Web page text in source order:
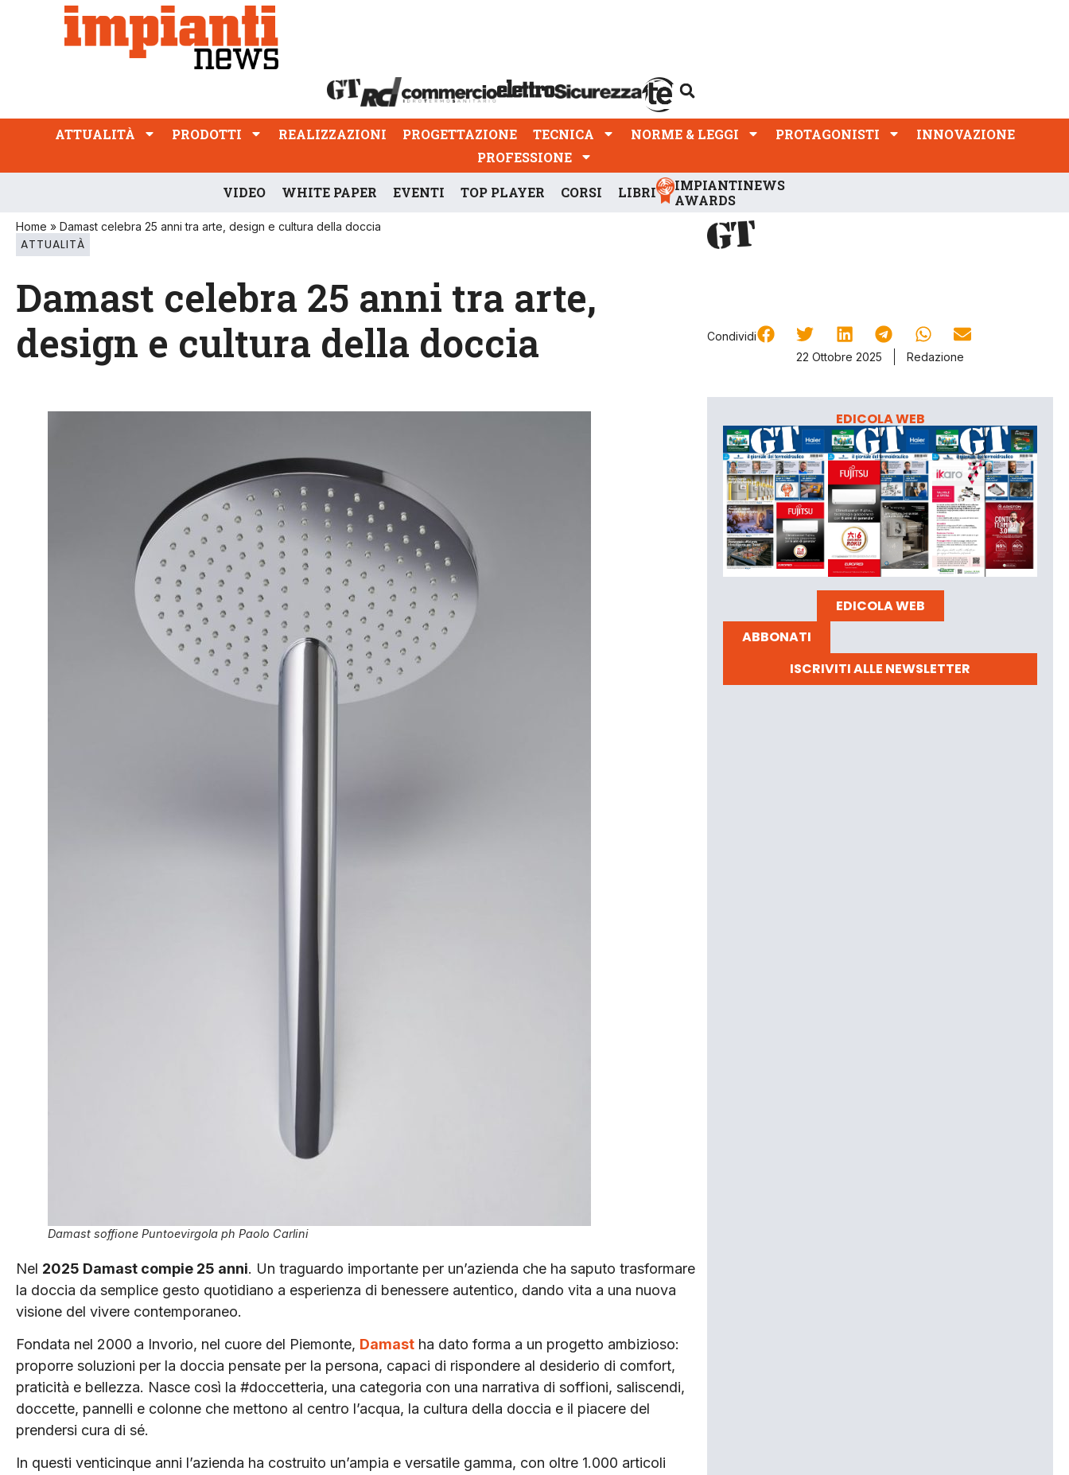
ATTUALITÀ PRODOTTI REALIZZAZIONI
PROFESSIONE
ATTUALITÀ PRODOTTI REALIZZAZIONI PROGETTAZIONE TECNICA NORME & LEGGI PROTAGONISTI
INNOVAZIONE
PROFESSIONE
VIDEO WHITE PAPER EVENTI TOP PLAYER CORSI LIBRI
IMPIANTINEWS
AWARDS
Home » Damast celebra 25 anni tra arte, design e cultura della doccia
ATTUALITÀ
Damast celebra 25 anni tra arte,
design e cultura della doccia
Condividi
22 Ottobre 2025
Redazione
Damast soffione Puntoevirgola ph Paolo Carlini
Nel 2025 Damast compie 25 anni. Un traguardo importante per un’azienda che ha saputo trasformare
la doccia da semplice gesto quotidiano a esperienza di benessere autentico, dando vita a una nuova
visione del vivere contemporaneo.
Fondata nel 2000 a Invorio, nel cuore del Piemonte, Damast ha dato forma a un progetto ambizioso:
proporre soluzioni per la doccia pensate per la persona, capaci di rispondere al desiderio di comfort,
praticità e bellezza. Nasce così la #doccetteria, una categoria con una narrativa di soffioni, saliscendi,
doccette, pannelli e colonne che mettono al centro l’acqua, la cultura della doccia e il piacere del
prendersi cura di sé.
In questi venticinque anni l’azienda ha costruito un’ampia e versatile gamma, con oltre 1.000 articoli
EDICOLA WEB
EDICOLA WEB
ABBONATI
ISCRIVITI ALLE NEWSLETTER